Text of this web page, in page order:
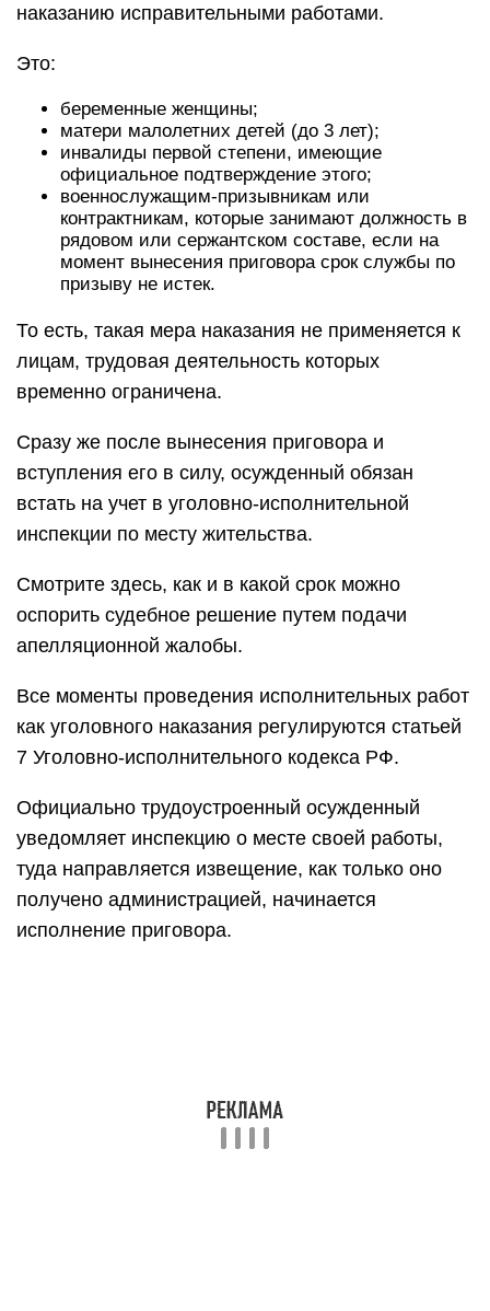
наказанию исправительными работами.
Это:
беременные женщины;
матери малолетних детей (до 3 лет);
инвалиды первой степени, имеющие
официальное подтверждение этого;
военнослужащим-призывникам или
контрактникам, которые занимают должность в
рядовом или сержантском составе, если на
момент вынесения приговора срок службы по
призыву не истек.
То есть, такая мера наказания не применяется к
лицам, трудовая деятельность которых
временно ограничена.
Сразу же после вынесения приговора и
вступления его в силу, осужденный обязан
встать на учет в уголовно-исполнительной
инспекции по месту жительства.
Смотрите здесь, как и в какой срок можно
оспорить судебное решение путем подачи
апелляционной жалобы.
Все моменты проведения исполнительных работ
как уголовного наказания регулируются статьей
7 Уголовно-исполнительного кодекса РФ.
Официально трудоустроенный осужденный
уведомляет инспекцию о месте своей работы,
туда направляется извещение, как только оно
получено администрацией, начинается
исполнение приговора.